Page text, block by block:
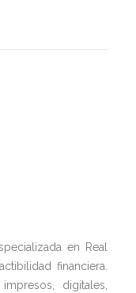
en Real
financiera.
digitales,